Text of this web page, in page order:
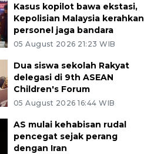
Kasus kopilot bawa ekstasi,
Kepolisian Malaysia kerahkan
personel jaga bandara
05 August 2026 21:23 WIB
Dua siswa sekolah Rakyat
delegasi di 9th ASEAN
Children's Forum
05 August 2026 16:44 WIB
AS mulai kehabisan rudal
pencegat sejak perang
dengan Iran